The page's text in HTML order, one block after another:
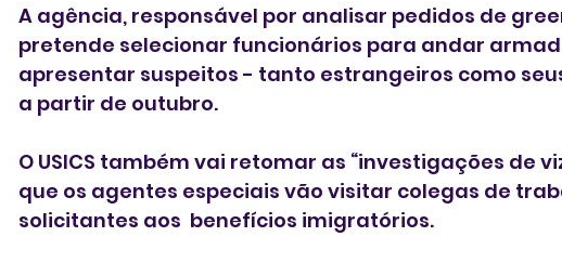
A agência, responsável por analisar pedidos de
pretende selecionar funcionários para andar
apresentar suspeitos - tanto estrangeiros como
a partir de outubro.
O USICS também vai retomar as “investigações de
que os agentes especiais vão visitar colegas de
solicitantes aos  benefícios imigratórios.